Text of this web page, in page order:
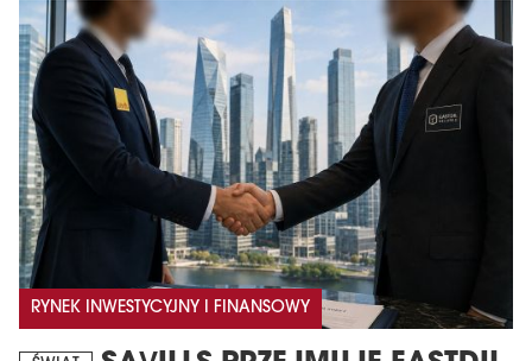
RYNEK INWESTYCYJNY I FINANSOWY